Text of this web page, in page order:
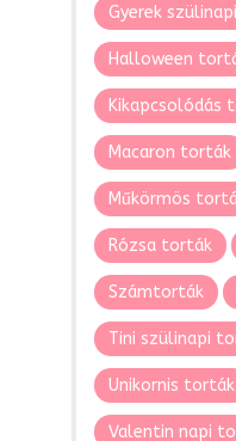
Gyerek
Halloween
Kikapcsolódás
Macaron torták
Műkörmös
Rózsa torták
Számtorták
Tini szülinapi
Unikornis torták
Valentin napi